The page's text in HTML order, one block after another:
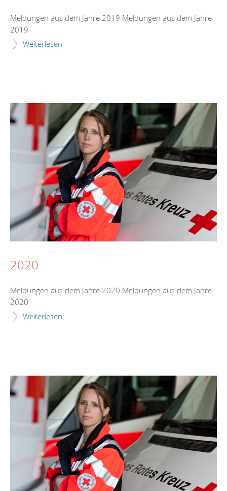
Meldungen aus dem Jahre 2019 Meldungen aus dem Jahre
2019
Weiterlesen
2020
Meldungen aus dem Jahre 2020 Meldungen aus dem Jahre
2020
Weiterlesen